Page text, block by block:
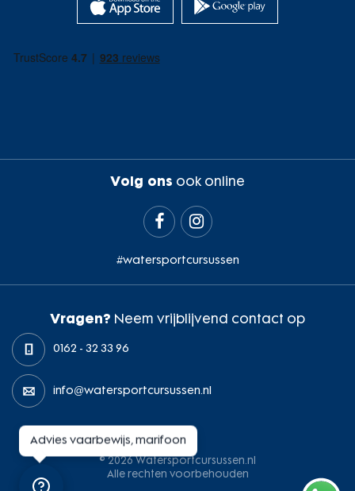
Volg ons ook online
 
#watersportcursussen
Vragen? Neem vrijblijvend contact op
0162 - 32 33 96
info@watersportcursussen.nl
© 2026 Watersportcursussen.nl
Alle rechten voorbehouden
Advies vaarbewijs, marifoon